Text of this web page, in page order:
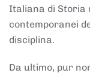
Italiana di Storia
contemporanei
disciplina.
Da ultimo, pur